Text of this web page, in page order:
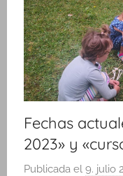
Fechas
2023» y
Publicada el 9. julio